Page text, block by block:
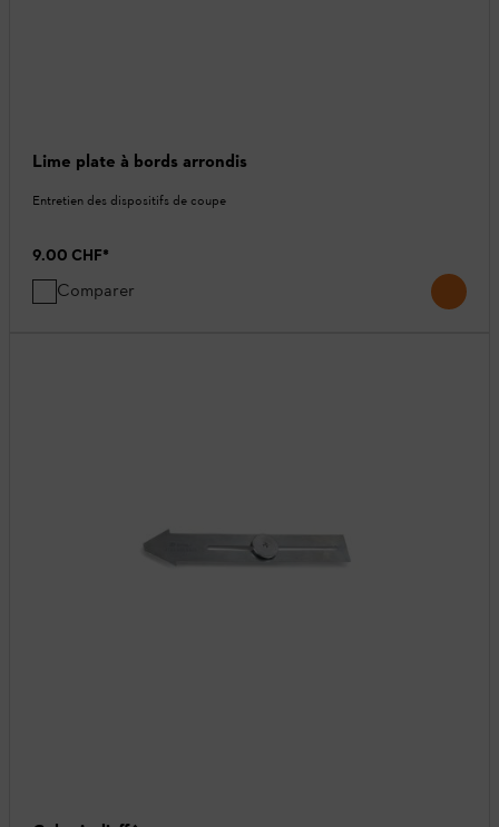
Lime plate à bords arrondis
Entretien des dispositifs de coupe
9.00 CHF*
Comparer